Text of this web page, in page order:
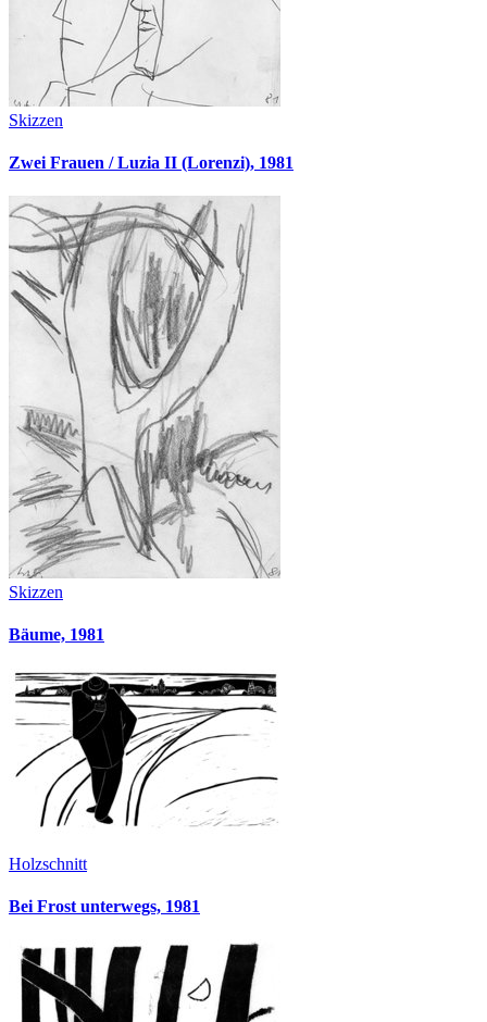
Skizzen
Zwei Frauen / Luzia II (Lorenzi), 1981
Skizzen
Bäume, 1981
Holzschnitt
Bei Frost unterwegs, 1981